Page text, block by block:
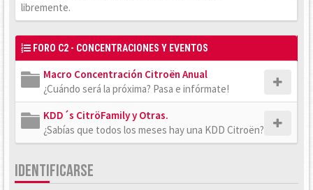
libremente.
FORO C2 - CONCENTRACIONES Y EVENTOS
Macro Concentración Citroën Anual
¿Cuándo será la próxima? Pasa e infórmate!
KDD´s CitröFamily y Otras.
¿Sabías que todos los meses hay una KDD Citroën?
IDENTIFICARSE